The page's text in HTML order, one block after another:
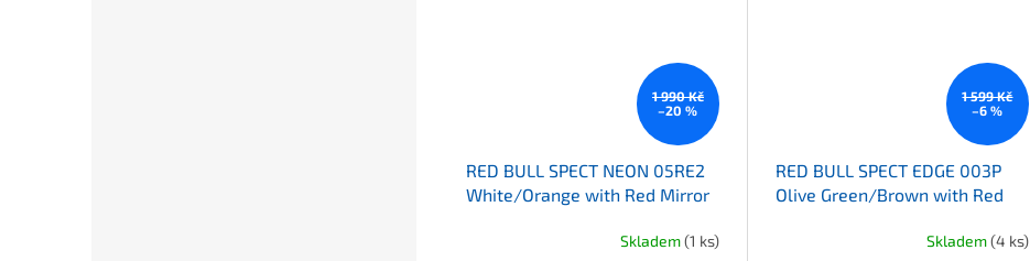
1 990 Kč
–20 %
RED BULL SPECT NEON 05RE2
White/Orange with Red Mirror
Skladem(1 ks)
1 599 Kč
–6 %
RED BULL SPECT EDGE 003P
Olive Green/Brown with Red
Skladem(4 ks)